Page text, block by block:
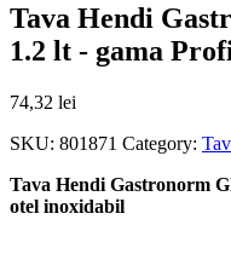
Tava Hendi
1.2 lt - gama
74,32 lei
SKU: 801871 Category:
Tava Hendi Gastronorm
otel inoxidabil